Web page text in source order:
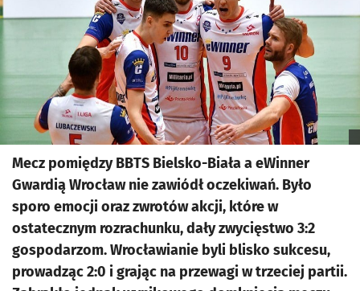
Mecz pomiędzy BBTS Bielsko-Biała a eWinner
Gwardią Wrocław nie zawiódł oczekiwań. Było
sporo emocji oraz zwrotów akcji, które w
ostatecznym rozrachunku, dały zwycięstwo 3:2
gospodarzom. Wrocławianie byli blisko sukcesu,
prowadząc 2:0 i grając na przewagi w trzeciej partii.